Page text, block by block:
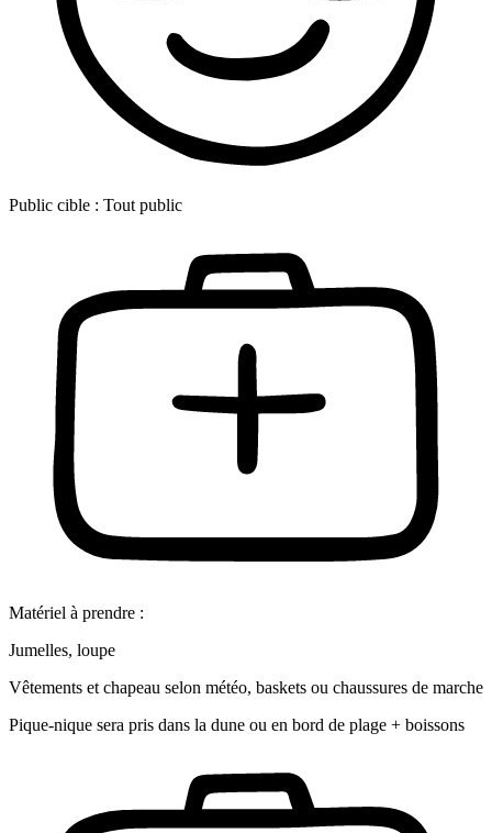
Public cible : Tout public
Matériel à prendre :
Jumelles, loupe
Vêtements et chapeau selon météo, baskets ou chaussures de marche
Pique-nique sera pris dans la dune ou en bord de plage + boissons